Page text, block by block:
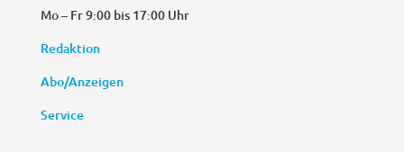
Mo – Fr 9:00 bis 17:00 Uhr
Redaktion
Abo/Anzeigen
Service